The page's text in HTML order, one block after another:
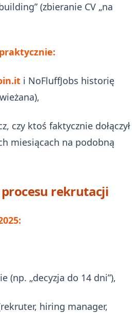
(zbieranie CV „na
i NoFluffJobs historię
czy ktoś faktycznie dołączył
miesiącach na podobną
procesu rekrutacji
(np. „decyzja do 14 dni”),
hiring manager,